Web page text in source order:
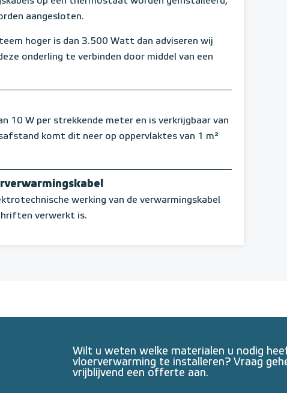
aangesloten.
hoger is dan 3.500 Watt dan adviseren wij
onderling te verbinden door middel van een
10 W per strekkende meter en is verkrijgbaar van
komt dit neer op oppervlaktes van 1 m²
werking van de verwarmingskabel
verwerkt is.
Wilt u weten welke materialen u nodig
vloerverwarming te installeren? Vraag
vrijblijvend een offerte aan.